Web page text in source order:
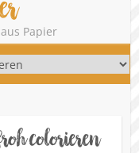
Papier
colorieren